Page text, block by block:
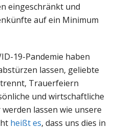
eingeschränkt und
auf ein Minimum
19-Pandemie haben
lassen, geliebte
Trauerfeiern
und wirtschaftliche
lassen wie unsere
heißt es, dass uns dies in